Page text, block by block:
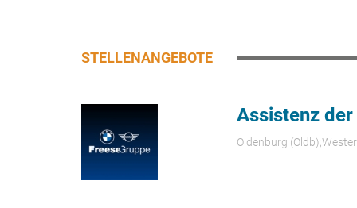
STELLENANGEBOTE
Assistenz
Oldenburg